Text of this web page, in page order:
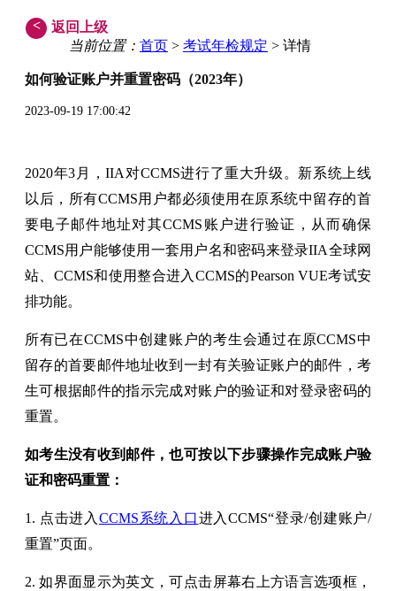
<
返回上级
当前位置： 首页 > 考试年检规定 > 详情
如何验证账户并重置密码（2023年）
2023-09-19 17:00:42
2020年3月，IIA对CCMS进行了重大升级。新系统上线
以后，所有CCMS用户都必须使用在原系统中留存的首
要电子邮件地址对其CCMS账户进行验证，从而确保
CCMS用户能够使用一套用户名和密码来登录IIA全球网
站、CCMS和使用整合进入CCMS的Pearson VUE考试安
排功能。
所有已在CCMS中创建账户的考生会通过在原CCMS中
留存的首要邮件地址收到一封有关验证账户的邮件，考
生可根据邮件的指示完成对账户的验证和对登录密码的
重置。
如考生没有收到邮件，也可按以下步骤操作完成账户验
证和密码重置：
1. 点击进入 CCMS系统入口进入CCMS“登录/创建账户/
重置”页面。
2. 如界面显示为英文，可点击屏幕右上方语言选项框，